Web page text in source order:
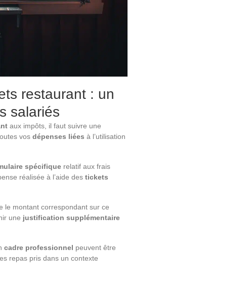
restaurant : un
salariés
aux impôts, il faut suivre une
vos dépenses liées à l’utilisation
spécifique relatif aux frais
réalisée à l’aide des tickets
le montant correspondant sur ce
une justification supplémentaire
cadre professionnel peuvent être
repas pris dans un contexte